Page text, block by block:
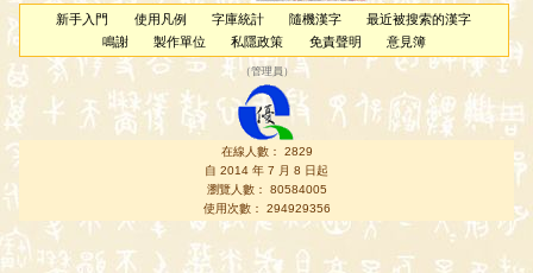
新手入門 使用凡例 字庫統計 隨機漢字
最近被搜索的漢字
鳴謝
製作單位 私隱政策 免責聲明 意見簿
（管理員 ）
在線人數： 2829
自 2014 年 7 月 8 日起
瀏覽人數： 80584005
使用次數： 294929356